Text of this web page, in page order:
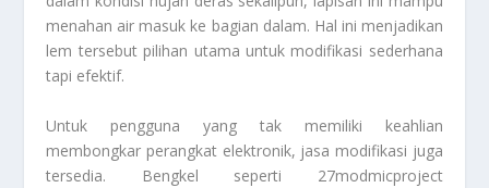
menahan air masuk ke bagian dalam. Hal ini menjadikan
lem tersebut pilihan utama untuk modifikasi sederhana
tapi efektif.
Untuk pengguna yang tak memiliki keahlian
membongkar perangkat elektronik, jasa modifikasi juga
tersedia. Bengkel seperti 27modmicproject